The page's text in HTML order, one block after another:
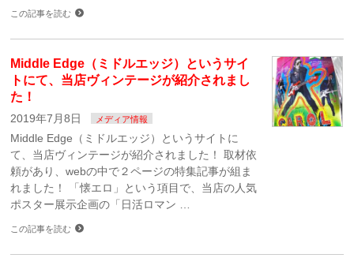
この記事を読む
Middle Edge（ミドルエッジ）というサイ
トにて、当店ヴィンテージが紹介されまし
た！
2019年7月8日 メディア情報
Middle Edge（ミドルエッジ）というサイトに
て、当店ヴィンテージが紹介されました！ 取材依
頼があり、webの中で２ページの特集記事が組ま
れました！ 「懐エロ」という項目で、当店の人気
ポスター展示企画の「日活ロマン …
この記事を読む